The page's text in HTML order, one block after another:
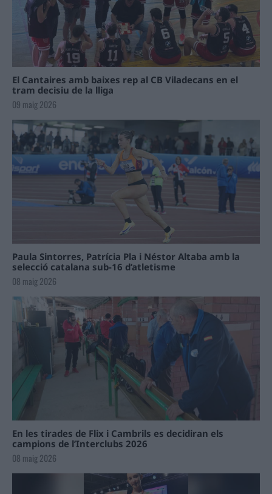
El Cantaires amb baixes rep al CB Viladecans en el
tram decisiu de la lliga
09 maig 2026
Paula Sintorres, Patrícia Pla i Néstor Altaba amb la
selecció catalana sub-16 d’atletisme
08 maig 2026
En les tirades de Flix i Cambrils es decidiran els
campions de l’Interclubs 2026
08 maig 2026